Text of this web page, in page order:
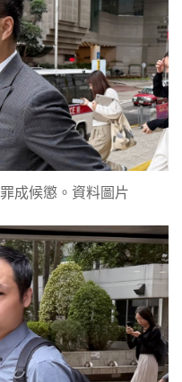
成候懲。資料圖片